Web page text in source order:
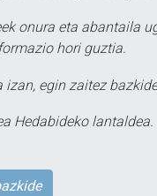
onura eta abantaila
hori guztia.
izan, egin zaitez
Hedabideko lantaldea.